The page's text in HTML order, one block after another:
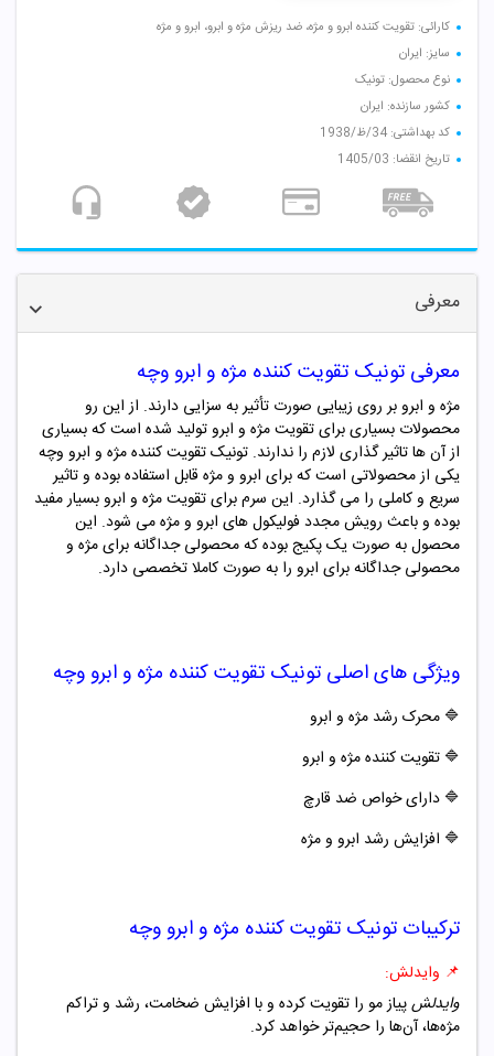
کارائی: تقویت کننده ابرو و مژه، ضد ریزش مژه و ابرو، ابرو و مژه
سایز: ایران
نوع محصول: تونیک
کشور سازنده: ایران
کد بهداشتی: 34/ظ/1938
تاریخ انقضا: 1405/03
معرفی
معرفی تونیک تقویت کننده مژه و ابرو وچه
مژه و ابرو بر روی زیبایی صورت تأثیر به سزایی دارند. از این رو
محصولات بسیاری برای تقویت مژه و ابرو تولید شده است که بسیاری
از آن ها تاثیر گذاری لازم را ندارند. تونیک تقویت کننده مژه و ابرو وچه
یکی از محصولاتی است که برای ابرو و مژه قابل استفاده بوده و تاثیر
سریع و کاملی را می گذارد. این سرم برای تقویت مژه و ابرو بسیار مفید
بوده و باعث رویش مجدد فولیکول های ابرو و مژه می شود. این
محصول به صورت یک پکیج بوده که محصولی جداگانه برای مژه و
محصولی جداگانه برای ابرو را به صورت کاملا تخصصی دارد.
ویژگی های اصلی تونیک تقویت کننده مژه و ابرو وچه
🔷 محرک رشد مژه و ابرو
🔷 تقویت کننده مژه و ابرو
🔷 دارای خواص ضد قارچ
🔷 افزایش رشد ابرو و مژه
ترکیبات تونیک تقویت کننده مژه و ابرو وچه
📌 وایدلش:
وایدلشپیاز مو را تقویت کرده و با افزایش ضخامت، رشد و تراکم
مژه‌ها، آن‌ها را حجیم‌تر خواهد کرد.